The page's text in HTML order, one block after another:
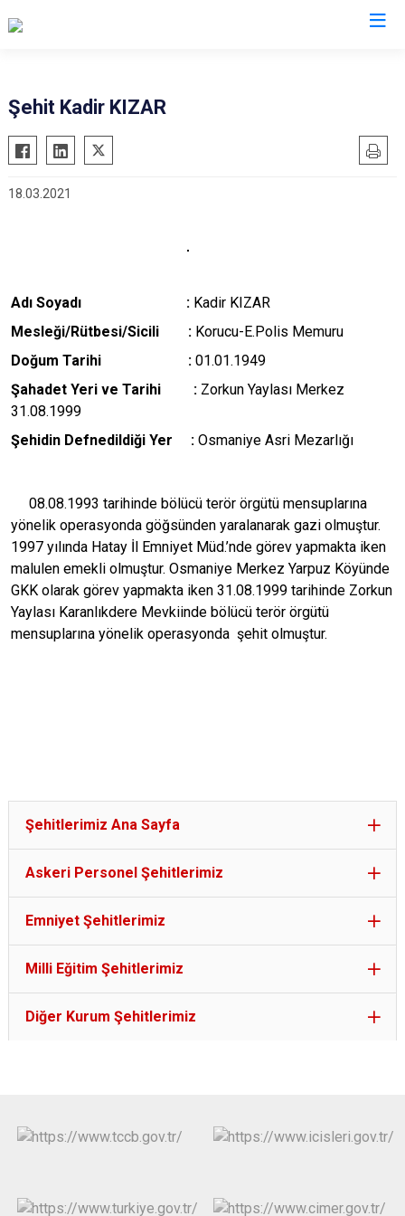
Şehit Kadir KIZAR
18.03.2021
Adı Soyadı : Kadir KIZAR
Mesleği/Rütbesi/Sicili : Korucu-E.Polis Memuru
Doğum Tarihi : 01.01.1949
Şahadet Yeri ve Tarihi : Zorkun Yaylası Merkez
31.08.1999
Şehidin Defnedildiği Yer : Osmaniye Asri Mezarlığı
08.08.1993 tarihinde bölücü terör örgütü mensuplarına
yönelik operasyonda göğsünden yaralanarak gazi olmuştur.
1997 yılında Hatay İl Emniyet Müd.’nde görev yapmakta iken
malulen emekli olmuştur. Osmaniye Merkez Yarpuz Köyünde
GKK olarak görev yapmakta iken 31.08.1999 tarihinde Zorkun
Yaylası Karanlıkdere Mevkiinde bölücü terör örgütü
mensuplarına yönelik operasyonda şehit olmuştur.
Şehitlerimiz Ana Sayfa
Askeri Personel Şehitlerimiz
Emniyet Şehitlerimiz
Milli Eğitim Şehitlerimiz
Diğer Kurum Şehitlerimiz